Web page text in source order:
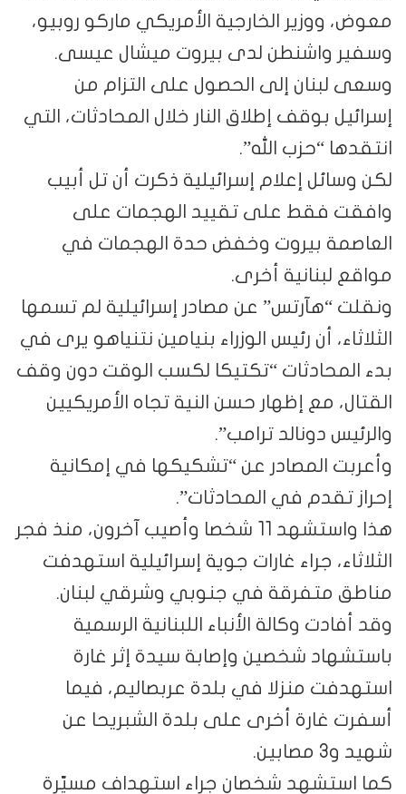
معوض، ووزير الخارجية الأمريكي ماركو روبيو،
وسفير واشنطن لدى بيروت ميشال عيسى.
وسعى لبنان إلى الحصول على التزام من
إسرائيل بوقف إطلاق النار خلال المحادثات، التي
انتقدها “حزب الله”.
لكن وسائل إعلام إسرائيلية ذكرت أن تل أبيب
وافقت فقط على تقييد الهجمات على
العاصمة بيروت وخفض حدة الهجمات في
مواقع لبنانية أخرى.
ونقلت “هآرتس” عن مصادر إسرائيلية لم تسمها
الثلاثاء، أن رئيس الوزراء بنيامين نتنياهو يرى في
بدء المحادثات “تكتيكا لكسب الوقت دون وقف
القتال، مع إظهار حسن النية تجاه الأمريكيين
والرئيس دونالد ترامب”.
وأعربت المصادر عن “تشكيكها في إمكانية
إحراز تقدم في المحادثات”.
هذا واستشهد 11 شخصا وأصيب آخرون، منذ فجر
الثلاثاء، جراء غارات جوية إسرائيلية استهدفت
مناطق متفرقة في جنوبي وشرقي لبنان.
وقد أفادت وكالة الأنباء اللبنانية الرسمية
باستشهاد شخصين وإصابة سيدة إثر غارة
استهدفت منزلا في بلدة عربصاليم، فيما
أسفرت غارة أخرى على بلدة الشبريحا عن
شهيد و3 مصابين.
كما استشهد شخصان جراء استهداف مسيّرة